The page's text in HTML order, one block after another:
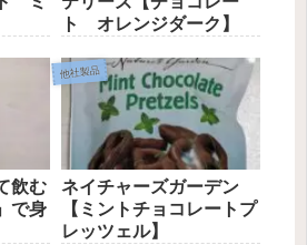
ト オレンジダーク】
飲む
で身
他社製品
ネイチャーズガーデン
【ミントチョコレートプ
レッツェル】